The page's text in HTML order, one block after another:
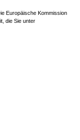
Europäische Kommission
die Sie unter